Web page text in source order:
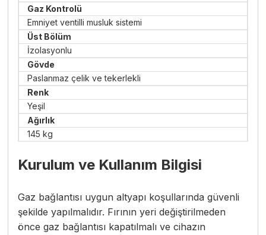
Gaz Kontrolü
Emniyet ventilli musluk sistemi
Üst Bölüm
İzolasyonlu
Gövde
Paslanmaz çelik ve tekerlekli
Renk
Yeşil
Ağırlık
145 kg
Kurulum ve Kullanım Bilgisi
Gaz bağlantısı uygun altyapı koşullarında güvenli
şekilde yapılmalıdır. Fırının yeri değiştirilmeden
önce gaz bağlantısı kapatılmalı ve cihazın